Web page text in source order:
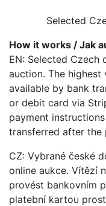
Selected
How it works / Jak
EN: Selected Czech
auction. The highest
available by bank
or debit card via
payment
transferred after the
CZ: Vybrané české
online aukce. Vítězí
provést bankovním
platební kartou